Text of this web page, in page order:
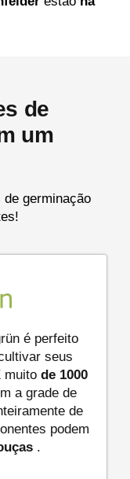
de
um
germinação
é perfeito
seus
muito de 1000
a grade de
de
podem
.